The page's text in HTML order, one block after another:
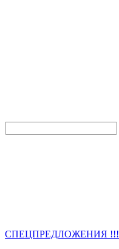
СПЕЦПРЕДЛОЖЕНИЯ !!!